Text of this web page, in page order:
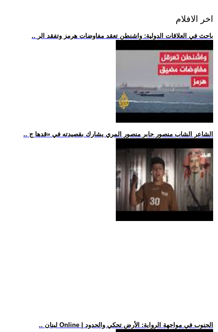
اخر الافلام
.. باحث في العلاقات الدولية: واشنطن تعقد مفاوضات هرمز وتفقد الر
.. الشاعر الشاب منصور جابر منصور المري يشارك بقصيدته في «قدها ج
.. لبنان Online | الجنوب في مواجهة الرواية: الأرض تحكي والحدود